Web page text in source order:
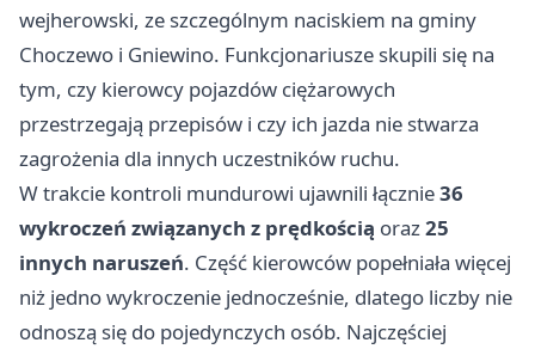
wejherowski, ze szczególnym naciskiem na gminy
Choczewo i Gniewino. Funkcjonariusze skupili się na
tym, czy kierowcy pojazdów ciężarowych
przestrzegają przepisów i czy ich jazda nie stwarza
zagrożenia dla innych uczestników ruchu.
W trakcie kontroli mundurowi ujawnili łącznie36
wykroczeń związanych z prędkością oraz25
innych naruszeń. Część kierowców popełniała więcej
niż jedno wykroczenie jednocześnie, dlatego liczby nie
odnoszą się do pojedynczych osób. Najczęściej